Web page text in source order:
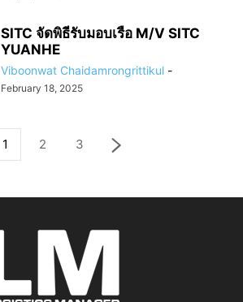
SITC จัดพิธีรับมอบเรือ M/V SITC
YUANHE
Viboonwat Chaidamrongrittikul -
February 18, 2025
1 2 3